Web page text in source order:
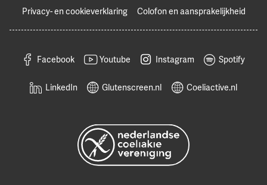
Privacy- en cookieverklaring
Colofon en aansprakelijkheid
Facebook Youtube Instagram Spotify
LinkedIn Glutenscreen.nl Coeliactive.nl